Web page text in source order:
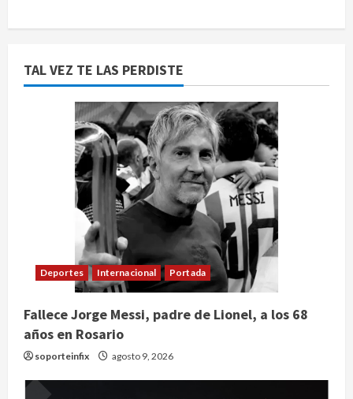
TAL VEZ TE LAS PERDISTE
Deportes Internacional Portada
Fallece Jorge Messi, padre de Lionel, a los 68
años en Rosario
soporteinfix agosto 9, 2026